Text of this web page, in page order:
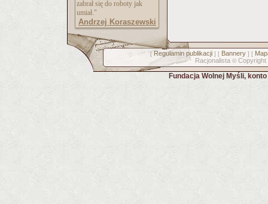
zabrał się do roboty jak
umiał."
Andrzej Koraszewski
[ Regulamin publikacji] [ Bannery] [
Racjonalista © Copyright
Fundacja Wolnej Myśli,